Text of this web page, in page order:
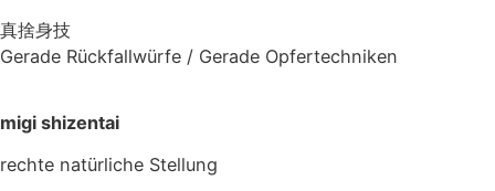
真捨身技
Gerade Rückfallwürfe / Gerade Opfertechniken
migi shizentai
rechte natürliche Stellung